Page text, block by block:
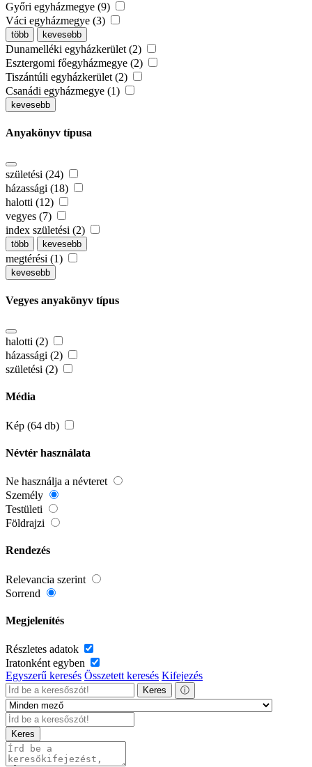
Győri egyházmegye (9)
Váci egyházmegye (3)
több kevesebb
Dunamelléki egyházkerület (2)
Esztergomi főegyházmegye (2)
Tiszántúli egyházkerület (2)
Csanádi egyházmegye (1)
kevesebb
Anyakönyv típusa
születési (24)
házassági (18)
halotti (12)
vegyes (7)
index születési (2)
több kevesebb
megtérési (1)
kevesebb
Vegyes anyakönyv típus
halotti (2)
házassági (2)
születési (2)
Média
Kép (64 db)
Névtér használata
Ne használja a névteret
Személy
Testületi
Földrajzi
Rendezés
Relevancia szerint
Sorrend
Megjelenítés
Részletes adatok
Iratonként egyben
Egyszerű keresés Összetett keresés Kifejezés
Keres ⓘ
Keres